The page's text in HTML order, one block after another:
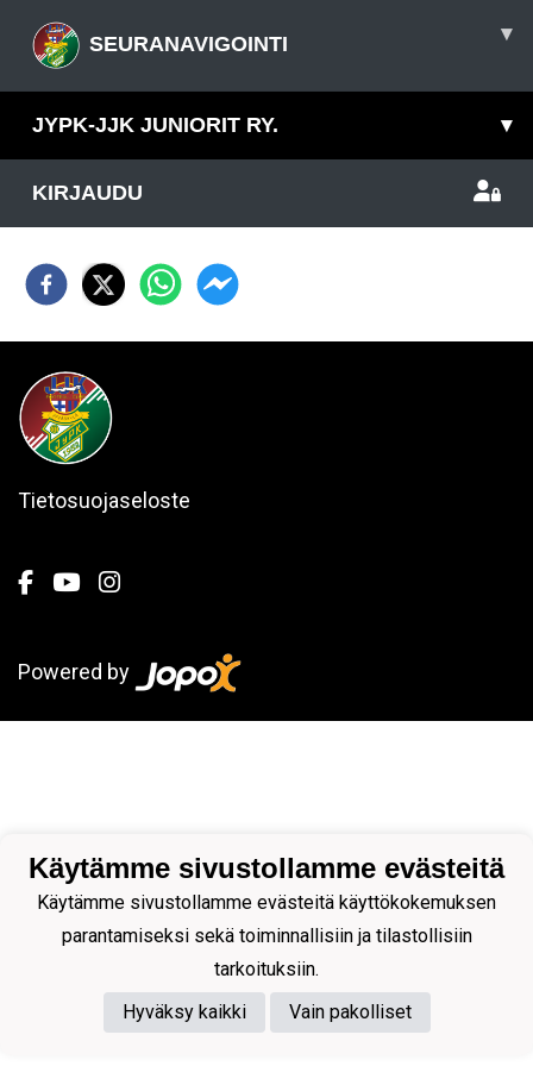
SEURANAVIGOINTI ▾
JYPK-JJK JUNIORIT RY. ▾
KIRJAUDU
Tietosuojaseloste
Powered by
Käytämme sivustollamme evästeitä
Käytämme sivustollamme evästeitä käyttökokemuksen
parantamiseksi sekä toiminnallisiin ja tilastollisiin
tarkoituksiin.
Hyväksy kaikki
Vain pakolliset